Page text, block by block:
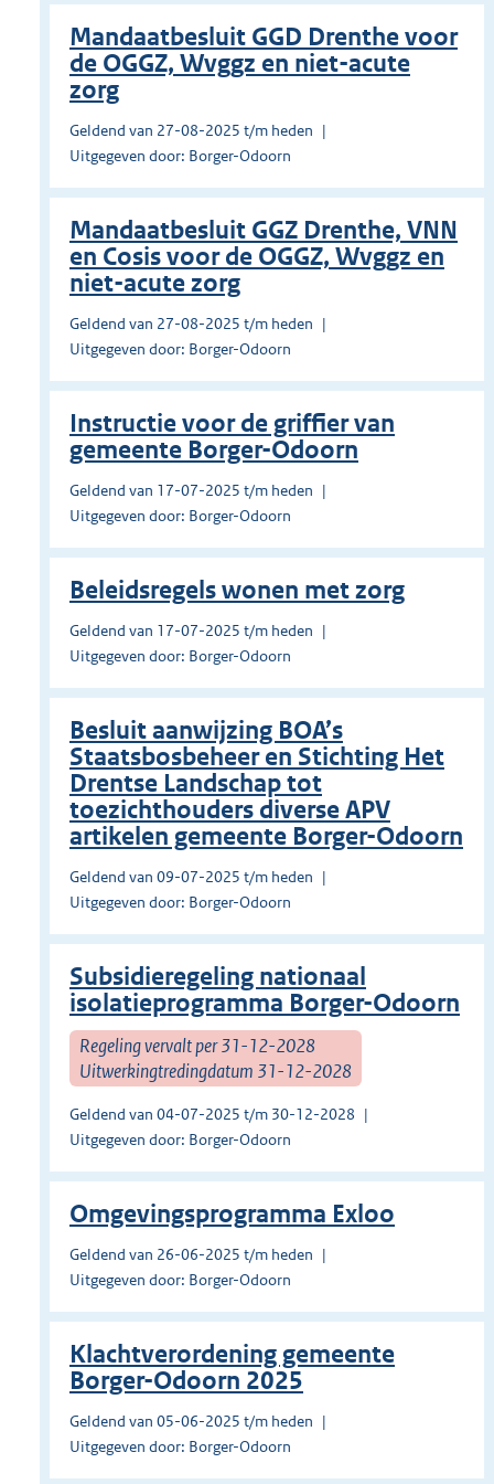
Mandaatbesluit GGD Drenthe voor
de OGGZ, Wvggz en niet-acute
zorg
Geldend van 27-08-2025 t/m heden
Uitgegeven door: Borger-Odoorn
Mandaatbesluit GGZ Drenthe, VNN
en Cosis voor de OGGZ, Wvggz en
niet-acute zorg
Geldend van 27-08-2025 t/m heden
Uitgegeven door: Borger-Odoorn
Instructie voor de griffier van
gemeente Borger-Odoorn
Geldend van 17-07-2025 t/m heden
Uitgegeven door: Borger-Odoorn
Beleidsregels wonen met zorg
Geldend van 17-07-2025 t/m heden
Uitgegeven door: Borger-Odoorn
Besluit aanwijzing BOA’s
Staatsbosbeheer en Stichting Het
Drentse Landschap tot
toezichthouders diverse APV
artikelen gemeente Borger-Odoorn
Geldend van 09-07-2025 t/m heden
Uitgegeven door: Borger-Odoorn
Subsidieregeling nationaal
isolatieprogramma Borger-Odoorn
Regeling vervalt per 31-12-2028
Uitwerkingtredingdatum 31-12-2028
Geldend van 04-07-2025 t/m 30-12-2028
Uitgegeven door: Borger-Odoorn
Omgevingsprogramma Exloo
Geldend van 26-06-2025 t/m heden
Uitgegeven door: Borger-Odoorn
Klachtverordening gemeente
Borger-Odoorn 2025
Geldend van 05-06-2025 t/m heden
Uitgegeven door: Borger-Odoorn